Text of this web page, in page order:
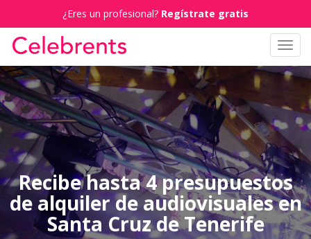
¿Eres un profesional? Regístrate gratis
Recibe hasta 4 presupuestos
de alquiler de audiovisuales en
Santa Cruz de Tenerife